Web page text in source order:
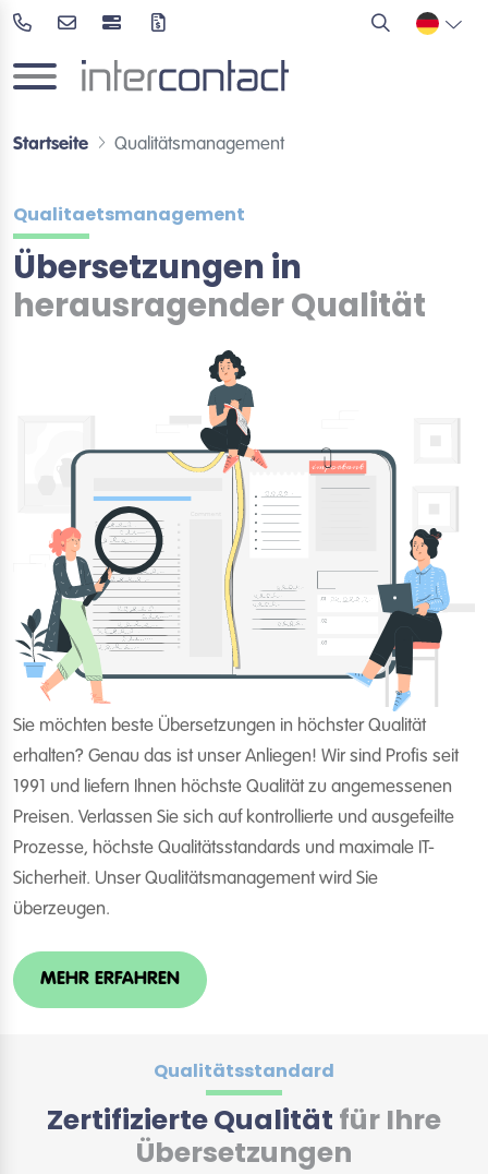
Startseite Qualitätsmanagement
Qualitaetsmanagement
Übersetzungen in
herausragender Qualität
Sie möchten beste Übersetzungen in höchster Qualität
erhalten? Genau das ist unser Anliegen! Wir sind Profis seit
1991 und liefern Ihnen höchste Qualität zu angemessenen
Preisen. Verlassen Sie sich auf kontrollierte und ausgefeilte
Prozesse, höchste Qualitätsstandards und maximale IT-
Sicherheit. Unser Qualitätsmanagement wird Sie
überzeugen.
MEHR ERFAHREN
Qualitätsstandard
Zertifizierte Qualität für Ihre
Übersetzungen